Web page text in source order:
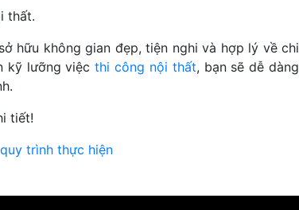
thất.
hữu không gian đẹp, tiện nghi và hợp lý về chi
kỹ lưỡng việcthi công nội thất, bạn sẽ dễ dàng
tiết!
trình thực hiện